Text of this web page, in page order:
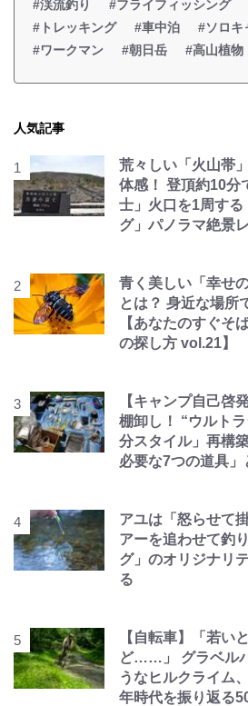
#渓流釣り #フライフィッシング
#トレッキング
#車中泊
#ソロキ
#ワークマン
#朝日岳 #高山植物
人気記事
荒々しい「火山帯
体感！ 登頂約10分
士」火口を1周す
グ」パノラマ絶景
青く美しい「幸せ
とは？ 身近な場所
【あなたのすぐそ
の探し方 vol.21】
【キャンプ自己啓
棚卸し！ “ウルト
分スタイル」再構
必要な7つの道具」
アユは「怒らせて
アーを追わせて釣
グ」のオリジナリ
る
【自転車】「若い
ど……」 グラベル
うなヒルクライム
年時代を振り返る